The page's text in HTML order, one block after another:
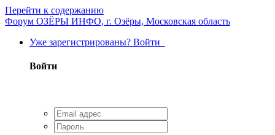
Перейти к содержанию
Форум ОЗЁРЫ ИНФО, г. Озёры, Московская область
Уже зарегистрированы? Войти
Войти